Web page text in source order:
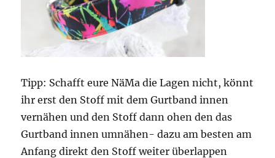
Tipp: Schafft eure NäMa die Lagen nicht, könnt
ihr erst den Stoff mit dem Gurtband innen
vernähen und den Stoff dann ohen den das
Gurtband innen umnähen- dazu am besten am
Anfang direkt den Stoff weiter überlappen